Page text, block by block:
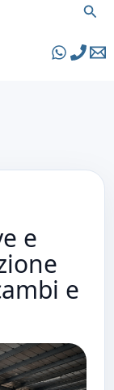
e
e